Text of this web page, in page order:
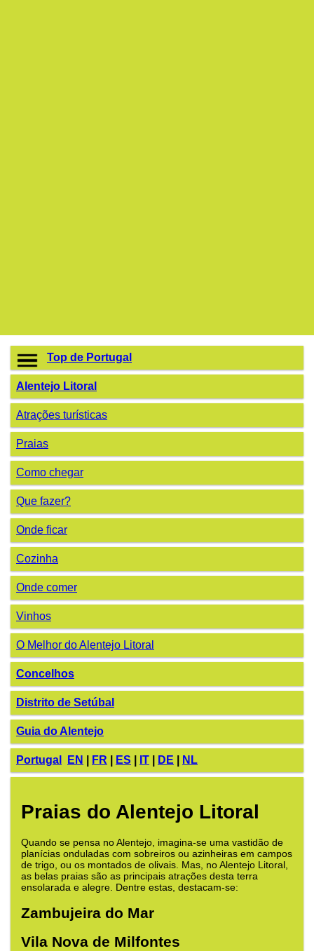
Top de Portugal
Alentejo Litoral
Atrações turísticas
Praias
Como chegar
Que fazer?
Onde ficar
Cozinha
Onde comer
Vinhos
O Melhor do Alentejo Litoral
Concelhos
Distrito de Setúbal
Guia do Alentejo
Portugal EN FR ES IT DE NL
Praias do Alentejo Litoral
Quando se pensa no Alentejo, imagina-se uma vastidão de
planícias onduladas com sobreiros ou azinheiras em campos
de trigo, ou os montados de olivais. Mas, no Alentejo Litoral,
as belas praias são as principais atrações desta terra
ensolarada e alegre. Dentre estas, destacam-se:
Zambujeira do Mar
Vila Nova de Milfontes